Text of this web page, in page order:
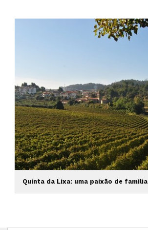
Quinta da Lixa: uma paixão de família